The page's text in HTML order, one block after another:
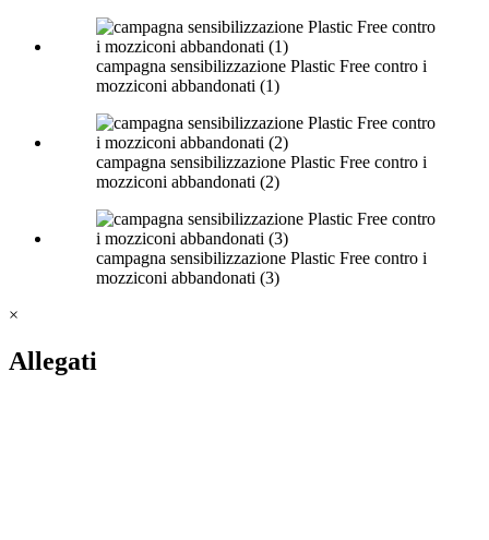
campagna sensibilizzazione Plastic Free contro i
mozziconi abbandonati (1)
campagna sensibilizzazione Plastic Free contro i
mozziconi abbandonati (2)
campagna sensibilizzazione Plastic Free contro i
mozziconi abbandonati (3)
×
Allegati